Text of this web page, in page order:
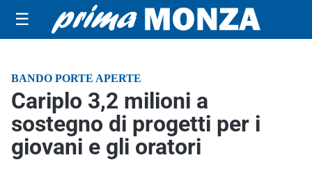
☰
BANDO PORTE APERTE
Cariplo 3,2 milioni a
sostegno di progetti per i
giovani e gli oratori